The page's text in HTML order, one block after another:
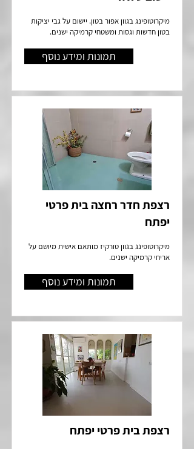
מיקרוטופינג בגוון אפור בטון. יישום על גבי יציקות
בטון חדשות וגסות ומשטחי קרמיקה ישנים.
תמונות ומידע נוסף
רצפת חדר רחצה בית פרטי
יפתח
מיקרוטופינג בגוון טורקיז מותאם אישית מיושם על
אריחי קרמיקה ישנים.
תמונות ומידע נוסף
רצפת בית פרטי יפתח